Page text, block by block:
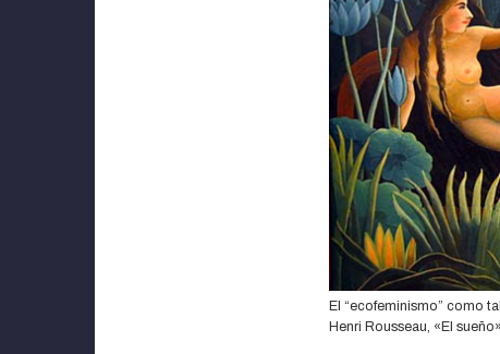
El “ecofeminismo” como
Henri Rousseau, «El